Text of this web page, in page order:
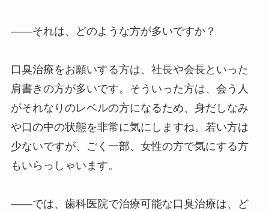
――それは、どのような方が多いですか？
口臭治療をお願いする方は、社長や会長といった
肩書きの方が多いです。そういった方は、会う人
がそれなりのレベルの方になるため、身だしなみ
や口の中の状態を非常に気にしますね。若い方は
少ないですが、ごく一部、女性の方で気にする方
もいらっしゃいます。
――では、歯科医院で治療可能な口臭治療は、ど